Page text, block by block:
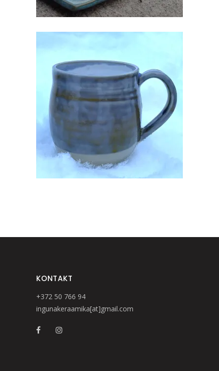
KRUUS KERAAMILINE KÄSITÖÖ
€20.00
KONTAKT
+372 50 766 94
ingunakeraamika[at]gmail.com